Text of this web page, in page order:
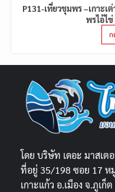
P131-เที่ยวชุมพร –เกาะเ
พรไอ้ไ
ก
โดย บริษัท เดอะ มาสเต
ที่อยู่ 35/198 ซอย 17 ห
เกาะแก้ว อ.เมือง จ.ภูเก็